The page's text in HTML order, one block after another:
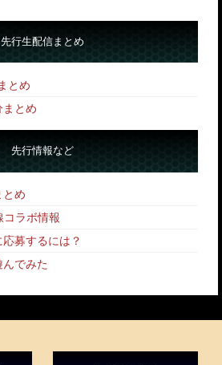
先行生配信まとめ
とめ
とめ
先行情報など
とめ
コラボ情報
募するには？
でみた